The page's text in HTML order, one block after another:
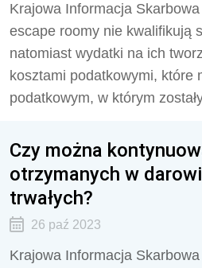
Krajowa Informacja Skarbowa
escape roomy nie kwalifikują
natomiast wydatki na ich
kosztami podatkowymi, które
podatkowym, w którym
Czy można
otrzymanych w
trwałych?
26 paź 2023
Krajowa Informacja